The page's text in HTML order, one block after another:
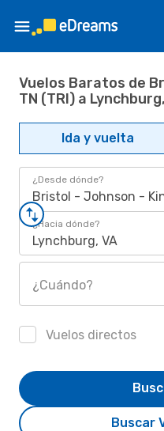
Vuelos Baratos de
TN (TRI) a
Ida y vuelta
¿Desde dónde?
Bristol - Johnson -
¿Hacia dónde?
Lynchburg, VA
¿Cuándo?
Vuelos directos
Buscar